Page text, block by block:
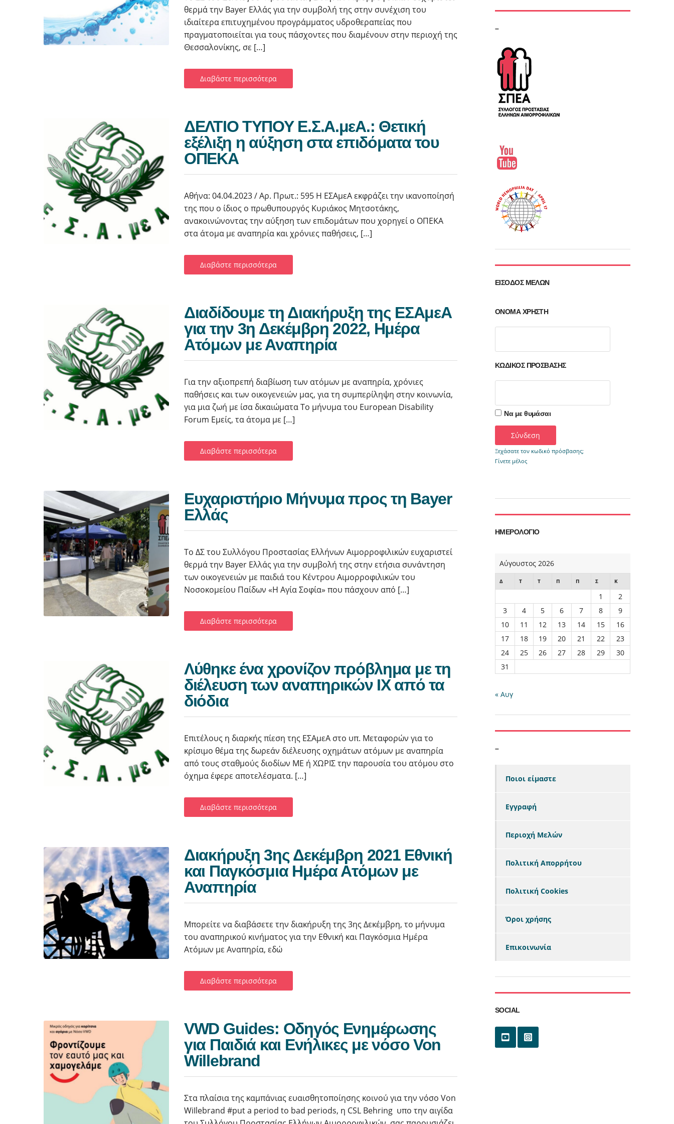
θερμά την Bayer Ελλάς για την συμβολή της στην συνέχιση του
ιδιαίτερα επιτυχημένου προγράμματος υδροθεραπείας που
πραγματοποιείται για τους πάσχοντες που διαμένουν στην περιοχή της
Θεσσαλονίκης, σε […]
Διαβάστε περισσότερα
ΔΕΛΤΙΟ ΤΥΠΟΥ Ε.Σ.Α.μεΑ.: Θετική
εξέλιξη η αύξηση στα επιδόματα του
ΟΠΕΚA
Αθήνα: 04.04.2023 / Αρ. Πρωτ.: 595 Η ΕΣΑμεΑ εκφράζει την ικανοποίησή
της που ο ίδιος ο πρωθυπουργός Κυριάκος Μητσοτάκης,
ανακοινώνοντας την αύξηση των επιδομάτων που χορηγεί ο ΟΠΕΚΑ
στα άτομα με αναπηρία και χρόνιες παθήσεις, […]
Διαβάστε περισσότερα
Διαδίδουμε τη Διακήρυξη της ΕΣΑμεΑ
για την 3η Δεκέμβρη 2022, Ημέρα
Ατόμων με Αναπηρία
Για την αξιοπρεπή διαβίωση των ατόμων με αναπηρία, χρόνιες
παθήσεις και των οικογενειών μας, για τη συμπερίληψη στην κοινωνία,
για μια ζωή με ίσα δικαιώματα Το μήνυμα του European Disability
Forum Εμείς, τα άτομα με […]
Διαβάστε περισσότερα
Eυχαριστήριο Μήνυμα προς τη Βayer
Ελλάς
Το ΔΣ του Συλλόγου Προστασίας Ελλήνων Αιμορροφιλικών ευχαριστεί
θερμά την Bayer Ελλάς για την συμβολή της στην ετήσια συνάντηση
των οικογενειών με παιδιά του Κέντρου Αιμορροφιλικών του
Νοσοκομείου Παίδων «Η Αγία Σοφία» που πάσχουν από […]
Διαβάστε περισσότερα
Λύθηκε ένα χρονίζον πρόβλημα με τη
διέλευση των αναπηρικών ΙΧ από τα
διόδια
Επιτέλους η διαρκής πίεση της ΕΣΑμεΑ στο υπ. Μεταφορών για το
κρίσιμο θέμα της δωρεάν διέλευσης οχημάτων ατόμων με αναπηρία
από τους σταθμούς διοδίων ΜΕ ή ΧΩΡΙΣ την παρουσία του ατόμου στο
όχημα έφερε αποτελέσματα. […]
Διαβάστε περισσότερα
Διακήρυξη 3ης Δεκέμβρη 2021 Εθνική
και Παγκόσμια Ημέρα Ατόμων με
Αναπηρία
Μπορείτε να διαβάσετε την διακήρυξη της 3ης Δεκέμβρη, το μήνυμα
του αναπηρικού κινήματος για την Εθνική και Παγκόσμια Ημέρα
Ατόμων με Αναπηρία, εδώ
Διαβάστε περισσότερα
VWD Guides: Οδηγός Ενημέρωσης
για Παιδιά και Ενήλικες με νόσο Von
Willebrand
Στα πλαίσια της καμπάνιας ευαισθητοποίησης κοινού για την νόσο Von
WiIlebrand #put a period to bad periods, η CSL Behring υπο την αιγίδα
–
ΕΊΣΟΔΟΣ ΜΕΛΏΝ
ΌΝΟΜΑ ΧΡΉΣΤΗ
ΚΩΔΙΚΌΣ ΠΡΌΣΒΑΣΗΣ
Να με θυμάσαι
Ξεχάσατε τον κωδικό πρόσβασης;
Γίνετε μέλος
ΗΜΕΡΟΛΌΓΙΟ
Αύγουστος 2026
Δ Τ Τ Π Π Σ Κ
1
2
3
4 5 6 7 8
9
10
11 12 13 14 15
16
17
18 19 20 21 22
23
24
25 26 27 28 29
30
31
« Αυγ
–
Ποιοι είμαστε
Εγγραφή
Περιοχή Μελών
Πολιτική Απορρήτου
Πολιτική Cookies
Όροι χρήσης
Επικοινωνία
SOCIAL